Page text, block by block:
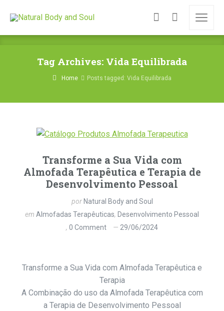
Tag Archives: Vida Equilibrada
Home Posts tagged: Vida Equilibrada
Transforme a Sua Vida com
Almofada Terapêutica e Terapia de
Desenvolvimento Pessoal
por Natural Body and Soul
em Almofadas Terapêuticas, Desenvolvimento Pessoal
0 Comment
29/06/2024
Transforme a Sua Vida com Almofada Terapêutica e
Terapia
A Combinação do uso da Almofada Terapêutica com
a Terapia de Desenvolvimento Pessoal